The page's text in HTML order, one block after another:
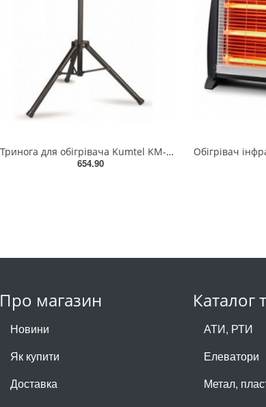
Тринога для обігрівача Kumtel KM-008(KM-008 TRIPOD LEG)
654.90
Про магазин
Новини
Як купити
Доставка
Каталог
АТИ, РТИ
Елеватори
Метал,